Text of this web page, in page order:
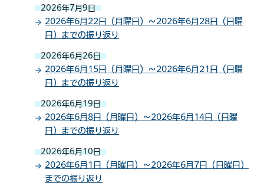
2026年7月9日
2026年6月22日（月曜日）～2026年6月28日（日曜
日）までの振り返り
2026年6月26日
2026年6月15日（月曜日）～2026年6月21日（日曜
日）までの振り返り
2026年6月19日
2026年6月8日（月曜日）～2026年6月14日（日曜
日）までの振り返り
2026年6月10日
2026年6月1日（月曜日）～2026年6月7日（日曜日）
までの振り返り